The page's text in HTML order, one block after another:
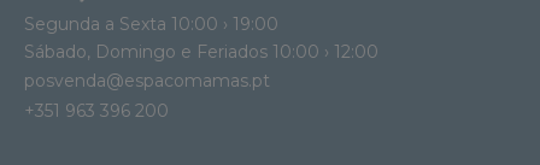
Segunda a Sexta 10:00 › 19:00
Sábado, Domingo e Feriados 10:00 › 12:00
posvenda@espacomamas.pt
+351 963 396 200